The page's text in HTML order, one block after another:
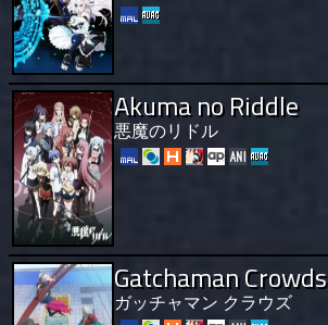
Akuma no Riddle
悪魔のリドル
Gatchaman Crowds
ガッチャマン クラウズ